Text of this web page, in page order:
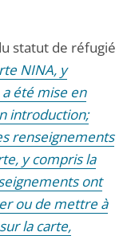
statut de réfugié
NINA, y
été mise en
introduction;
renseignements
y compris la
ont
ou de mettre à
la carte,